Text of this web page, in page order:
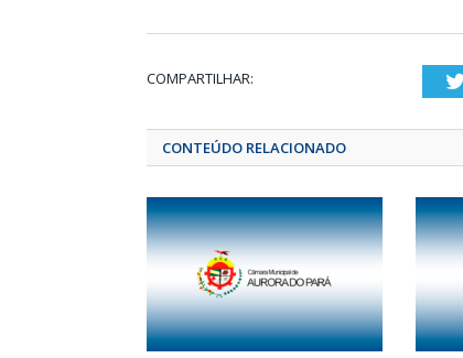
COMPARTILHAR:
CONTEÚDO RELACIONADO